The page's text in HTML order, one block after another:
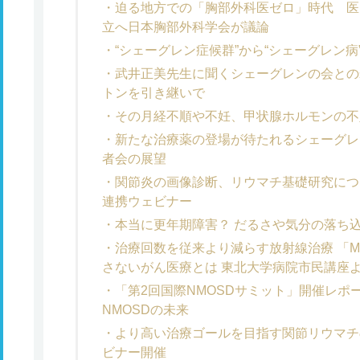
迫る地方での「胸部外科医ゼロ」時代
立へ日本胸部外科学会が議論
“シェーグレン症候群”から“シェーグレ
武井正美先生に聞くシェーグレンの会と
トンを引き継いで
その月経不順や不妊、甲状腺ホルモンの
新たな治療薬の登場が待たれるシェーグ
者会の展望
関節炎の画像診断、リウマチ基礎研究に
連携ウェビナー
本当に更年期障害？ だるさや気分の落ち
治療回数を従来より減らす放射線治療 「
さないがん医療とは 東北大学病院市民講座
「第2回国際NMOSDサミット」開催レ
NMOSDの未来
より高い治療ゴールを目指す関節リウ
ビナー開催